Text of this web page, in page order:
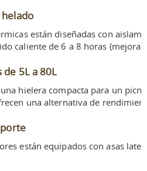
están diseñadas con
caliente de 6 a 8 horas
5L a 80L
una hielera compacta para un
una alternativa de
están equipados con asas